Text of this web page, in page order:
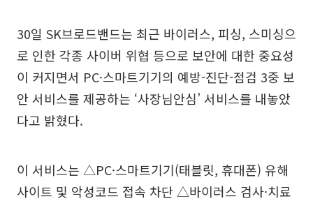
30일 SK브로드밴드는 최근 바이러스, 피싱, 스미싱으
로 인한 각종 사이버 위협 등으로 보안에 대한 중요성
이 커지면서 PC·스마트기기의 예방-진단-점검 3중 보
안 서비스를 제공하는 ‘사장님안심’ 서비스를 내놓았
다고 밝혔다.
이 서비스는 △PC·스마트기기(태블릿, 휴대폰) 유해
사이트 및 악성코드 접속 차단 △바이러스 검사·치료